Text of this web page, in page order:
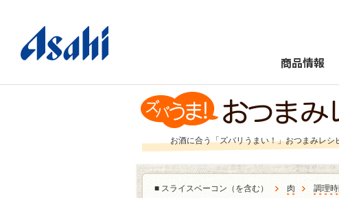
商品情報
お酒に合う「ズバリうまい！」おつまみレシ
■ スライスベーコン（を含む） 肉 調理